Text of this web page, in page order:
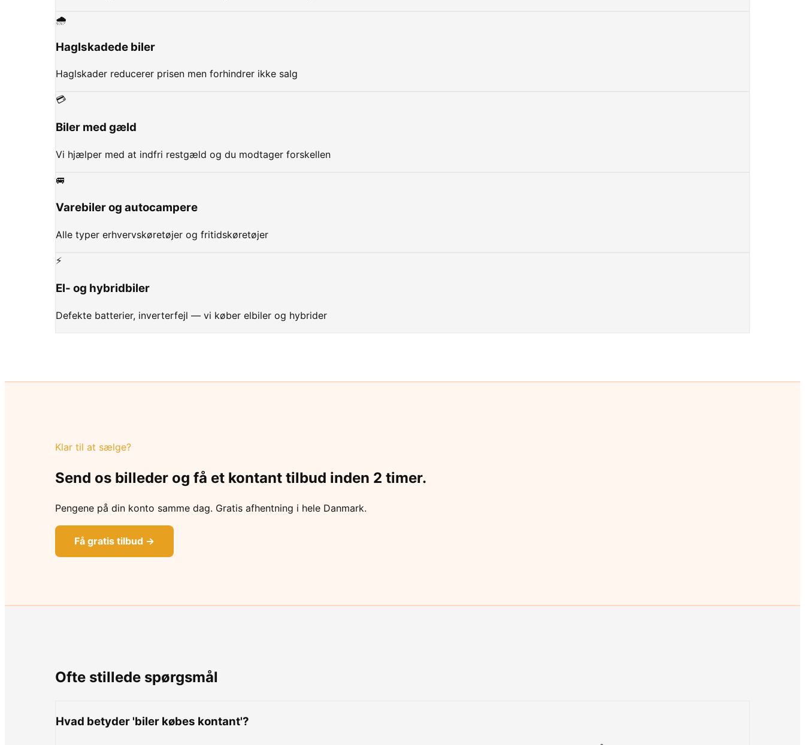
🌧️
Haglskadede biler
Haglskader reducerer prisen men forhindrer ikke salg
💳
Biler med gæld
Vi hjælper med at indfri restgæld og du modtager forskellen
🚐
Varebiler og autocampere
Alle typer erhvervskøretøjer og fritidskøretøjer
⚡
El- og hybridbiler
Defekte batterier, inverterfejl — vi køber elbiler og hybrider
Klar til at sælge?
Send os billeder og få et kontant tilbud inden 2 timer.
Pengene på din konto samme dag. Gratis afhentning i hele Danmark.
Få gratis tilbud →
Ofte stillede spørgsmål
Hvad betyder 'biler købes kontant'?